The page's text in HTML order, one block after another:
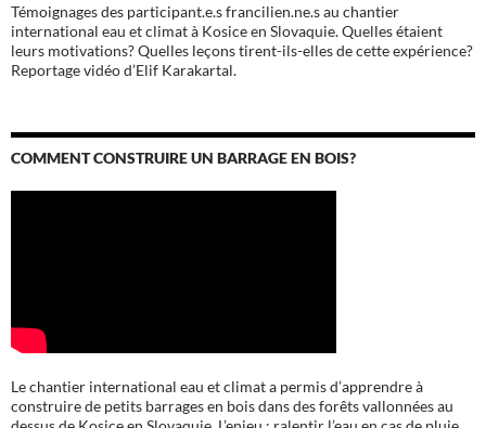
Témoignages des participant.e.s francilien.ne.s au chantier
international eau et climat à Kosice en Slovaquie. Quelles étaient
leurs motivations? Quelles leçons tirent-ils-elles de cette expérience?
Reportage vidéo d’Elif Karakartal.
COMMENT CONSTRUIRE UN BARRAGE EN BOIS?
Le chantier international eau et climat a permis d’apprendre à
construire de petits barrages en bois dans des forêts vallonnées au